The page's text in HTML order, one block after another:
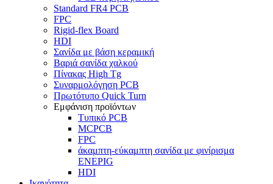
Standard FR4 PCB
FPC
Rigid-flex Board
HDI
Σανίδα με βάση κεραμική
Βαριά σανίδα χαλκού
Πίνακας High Tg
Συναρμολόγηση PCB
Πρωτότυπο Quick Turn
Εμφάνιση προϊόντων
Τυπικό PCB
MCPCB
FPC
άκαμπτη-εύκαμπτη σανίδα με φινίρισμα
ENEPIG
HDI